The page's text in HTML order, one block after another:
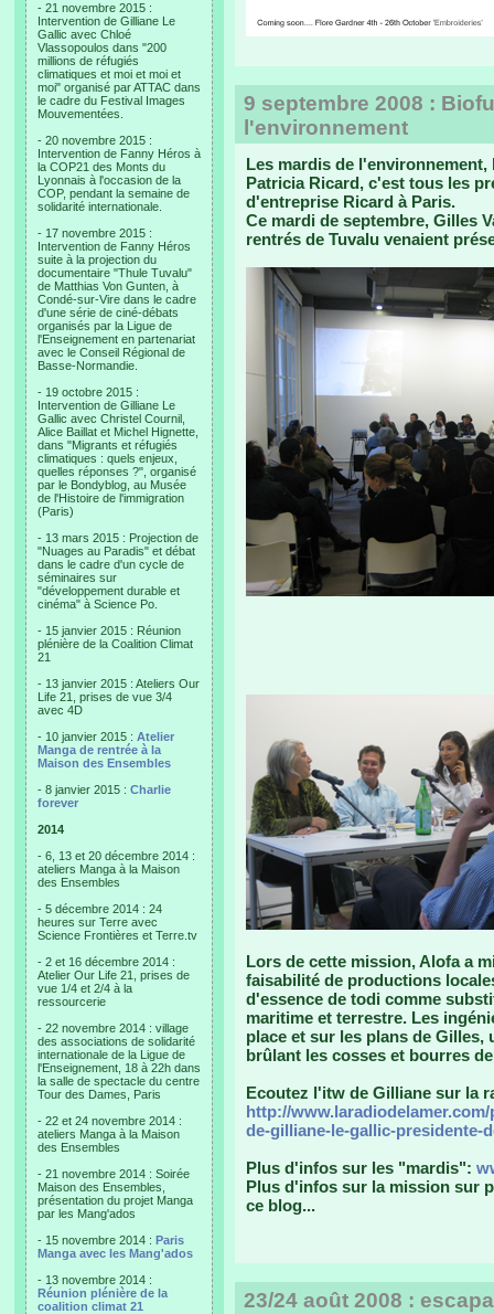
- 21 novembre 2015 :
Intervention de Gilliane Le
Gallic avec Chloé
Vlassopoulos dans "200
millions de réfugiés
climatiques et moi et moi et
moi" organisé par ATTAC dans
le cadre du Festival Images
Mouvementées.
- 20 novembre 2015 :
Intervention de Fanny Héros à
la COP21 des Monts du
Lyonnais à l'occasion de la
COP, pendant la semaine de
solidarité internationale.
- 17 novembre 2015 :
Intervention de Fanny Héros
suite à la projection du
documentaire "Thule Tuvalu"
de Matthias Von Gunten, à
Condé-sur-Vire dans le cadre
d'une série de ciné-débats
organisés par la Ligue de
l'Enseignement en partenariat
avec le Conseil Régional de
Basse-Normandie.
- 19 octobre 2015 :
Intervention de Gilliane Le
Gallic avec Christel Cournil,
Alice Baillat et Michel Hignette,
dans "Migrants et réfugiés
climatiques : quels enjeux,
quelles réponses ?", organisé
par le Bondyblog, au Musée
de l'Histoire de l'immigration
(Paris)
- 13 mars 2015 : Projection de
"Nuages au Paradis" et débat
dans le cadre d'un cycle de
séminaires sur
"développement durable et
cinéma" à Science Po.
- 15 janvier 2015 : Réunion
plénière de la Coalition Climat
21
- 13 janvier 2015 : Ateliers Our
Life 21, prises de vue 3/4
avec 4D
- 10 janvier 2015 : Atelier
Manga de rentrée à la
Maison des Ensembles
- 8 janvier 2015 : Charlie
forever
2014
- 6, 13 et 20 décembre 2014 :
ateliers Manga à la Maison
des Ensembles
- 5 décembre 2014 : 24
heures sur Terre avec
Science Frontières et Terre.tv
- 2 et 16 décembre 2014 :
Atelier Our Life 21, prises de
vue 1/4 et 2/4 à la
ressourcerie
- 22 novembre 2014 : village
des associations de solidarité
internationale de la Ligue de
l'Enseignement, 18 à 22h dans
la salle de spectacle du centre
Tour des Dames, Paris
- 22 et 24 novembre 2014 :
ateliers Manga à la Maison
des Ensembles
- 21 novembre 2014 : Soirée
Maison des Ensembles,
présentation du projet Manga
par les Mang'ados
- 15 novembre 2014 : Paris
Manga avec les Mang'ados
- 13 novembre 2014 :
Réunion plénière de la
coalition climat 21
9 septembre 2008 :
l'environnement
Les mardis de
Patricia Ricard, c'est tous les
d'entreprise Ricard à Paris.
Ce mardi de septembre, Gilles
rentrés de Tuvalu venaient
Lors de cette mission, Alofa a
faisabilité de productions
d'essence de todi comme
maritime et terrestre. Les
place et sur les plans de
brûlant les cosses et bourres
Ecoutez l'itw de Gilliane sur la
http://
de-gilliane-le-gallic-presidente-
Plus d'infos sur les "mardis":
Plus d'infos sur la mission sur
ce blog...
23/24 août 2008 :